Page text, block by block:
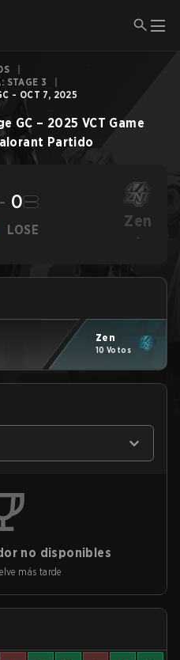
STAGE 3
- OCT 7, 2025
GC – 2025 VCT Game
Partido
- 0
LOSE Zen
-
Zen
10 Votos
no disponibles
más tarde